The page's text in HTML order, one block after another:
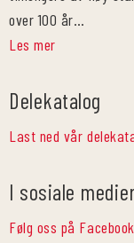
over 100 år…
Les mer
Delekatalog
Last ned vår
I sosiale
Følg oss på Facebook